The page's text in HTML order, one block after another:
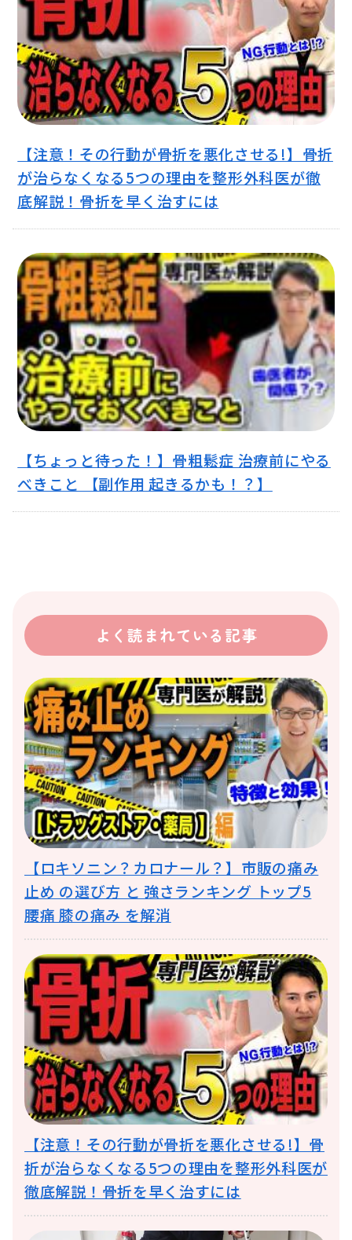
【注意！その行動が骨折を悪化させる!】骨折
が治らなくなる5つの理由を整形外科医が徹
底解説！骨折を早く治すには
【ちょっと待った！】骨粗鬆症 治療前にやる
べきこと 【副作用 起きるかも！？】
よく読まれている記事
【ロキソニン？カロナール？】市販の痛み
止め の選び方 と 強さランキング トップ5
腰痛 膝の痛み を解消
【注意！その行動が骨折を悪化させる!】骨
折が治らなくなる5つの理由を整形外科医が
徹底解説！骨折を早く治すには